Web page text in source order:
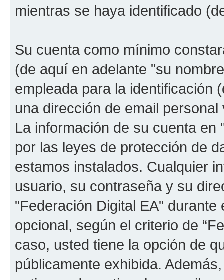
mientras se haya identificado
Su cuenta como mínimo
(de aquí en adelante "su
empleada para la identificación
una dirección de email
La información de su cuenta
por las leyes de protección de
estamos instalados. Cualquier
usuario, su contraseña y su
"Federación Digital EA"
opcional, según el criterio de
caso, usted tiene la opción de
públicamente exhibida.